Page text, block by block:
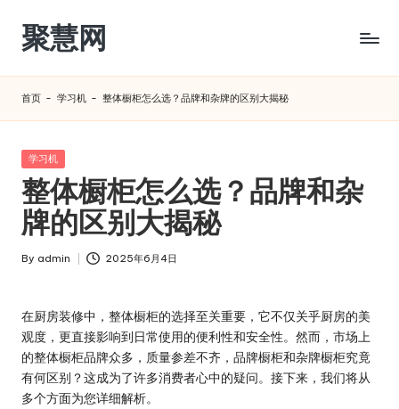
Skip
content
聚慧网
首页 - 学习机 - 整体橱柜怎么选？品牌和杂牌的区别大揭秘​
Posted
学习机
整体橱柜怎么选？品牌和杂
牌的区别大揭秘​
Posted
By admin 2025年6月4日
在厨房装修中，整体橱柜的选择至关重要，它不仅关乎厨房的美
观度，更直接影响到日常使用的便利性和安全性。然而，市场上
的整体橱柜品牌众多，质量参差不齐，品牌橱柜和杂牌橱柜究竟
有何区别？这成为了许多消费者心中的疑问。接下来，我们将从
多个方面为您详细解析。